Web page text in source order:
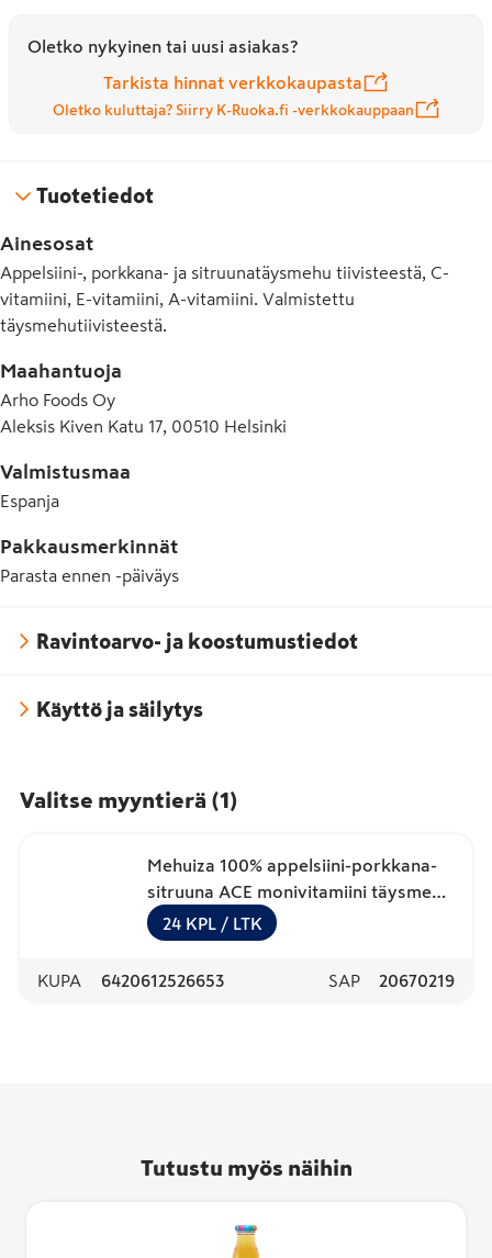
Oletko nykyinen tai uusi asiakas?
Tarkista hinnat verkkokaupasta
Oletko kuluttaja? Siirry K-Ruoka.fi -verkkokauppaan
Tuotetiedot
Ainesosat
Appelsiini-, porkkana- ja sitruunatäysmehu tiivisteestä, C-
vitamiini, E-vitamiini, A-vitamiini. Valmistettu
täysmehutiivisteestä.
Maahantuoja
Arho Foods Oy
Aleksis Kiven Katu 17, 00510 Helsinki
Valmistusmaa
Espanja
Pakkausmerkinnät
Parasta ennen -päiväys
Ravintoarvo- ja koostumustiedot
Käyttö ja säilytys
Valitse myyntierä (1 )
Mehuiza 100% appelsiini-porkkana-
sitruuna ACE monivitamiini täysmehu
0,2L
24 KPL / LTK
KUPA 6420612526653 SAP 20670219
Tutustu myös näihin